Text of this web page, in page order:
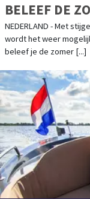
BELEEF DE
NEDERLAND - Met
wordt het weer
beleef je de zomer [...]